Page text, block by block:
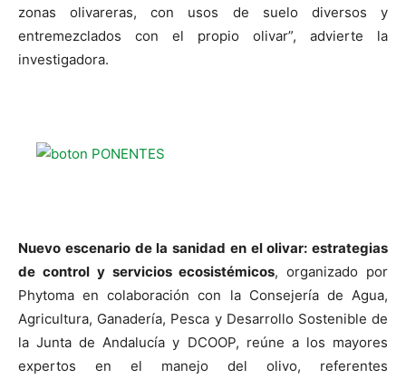
zonas olivareras, con usos de suelo diversos y
entremezclados con el propio olivar”, advierte la
investigadora.
Nuevo escenario de la sanidad en el olivar: estrategias
de control y servicios ecosistémicos, organizado por
Phytoma en colaboración con la Consejería de Agua,
Agricultura, Ganadería, Pesca y Desarrollo Sostenible de
la Junta de Andalucía y DCOOP, reúne a los mayores
expertos en el manejo del olivo, referentes